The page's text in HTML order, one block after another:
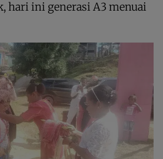
hari ini generasi A3 menuai